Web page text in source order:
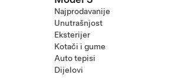
Najprodavanije
Unutrašnjost
Eksterijer
Kotači i gume
Auto tepisi
Dijelovi